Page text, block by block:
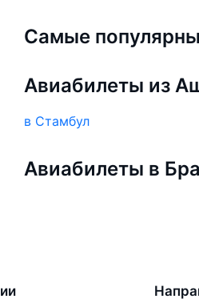
Самые
Авиабилеты из
в Стамбул
Авиабилеты в